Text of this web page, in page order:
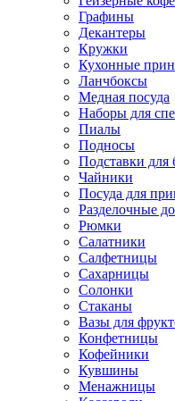
Графины
Декантеры
Кружки
Кухонные
Ланчбоксы
Медная посуда
Наборы для
Пиалы
Подносы
Подставки для
Чайники
Посуда для
Разделочные
Рюмки
Салатники
Салфетницы
Сахарницы
Солонки
Стаканы
Вазы для
Конфетницы
Кофейники
Кувшины
Менажницы